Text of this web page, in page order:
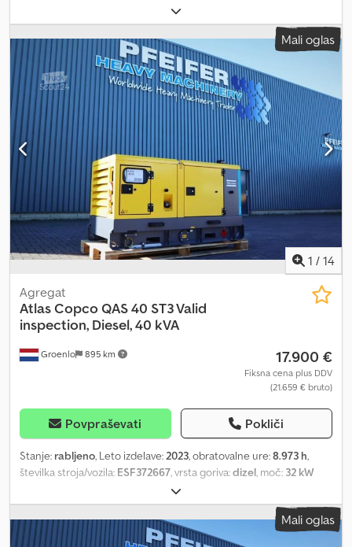
, proizvajalec motorjev:Kubota
Gradbeništvo Lastna teža: 1.039 kg Moč generatorja: 40 kVA
Dimenzije tovornega prostora: 245 x 110 x 148 cm Cedoyaxbfjpfx
Ahbeha Za več informacij kontaktirajte PFEIFER GROUP.
Mali oglas
1 / 14
Groenlo 895 km
Agregat
Atlas CopcoQAS 40 ST3 Valid
inspection, Diesel, 40 kVA
17.900 €
Fiksna cena plus DDV
(21.659 € bruto)
Povpraševati Pokliči
Stanje: rabljeno, Leto izdelave:2023, obratovalne ure:8.973 h,
številka stroja/vozila: ESF372667, vrsta goriva:dizel, moč: 32 kW
, proizvajalec motorjev:Kubota
Gradbeništvo Lastna teža: 1.039 kg Chedjyz Iynjpfx Ahboa Moč
generatorja: 40 kVA Dimenzije tovornega prostora: 245 x 110 x 148
cm Za več informacij kontaktirajte PFEIFER GROUP.
Mali oglas